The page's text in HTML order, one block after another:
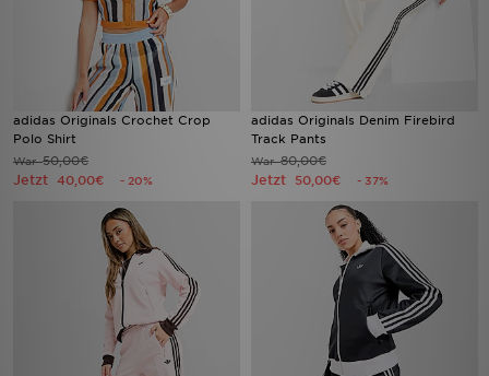
adidas Originals Crochet Crop
Polo Shirt
War50,00€
Jetzt 40,00€ - 20%
adidas Originals Denim Firebird
Track Pants
War80,00€
Jetzt 50,00€ - 37%